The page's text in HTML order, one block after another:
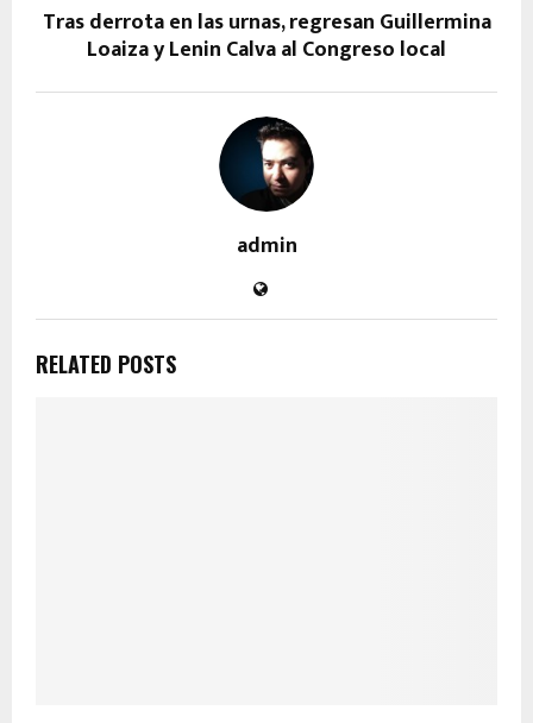
Tras derrota en las urnas, regresan Guillermina
Loaiza y Lenin Calva al Congreso local
admin
RELATED POSTS